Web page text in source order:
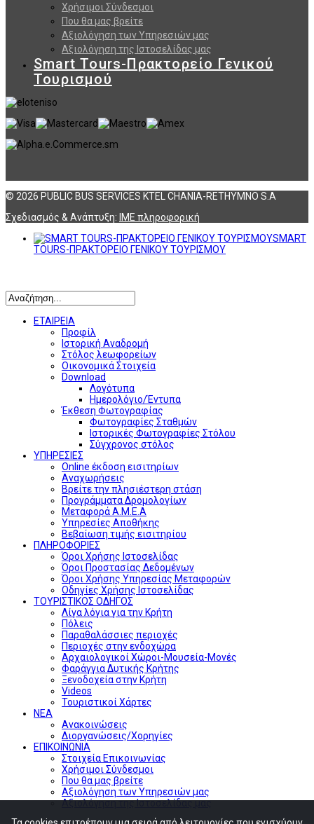
Χρήσιμοι Σύνδεσμοι
Που θα μας βρείτε
Αξιολόγηση των Υπηρεσιών μας
Αξιολόγηση της Ιστοσελίδας μας
Smart Tours-Πρακτορείο Γενικού
Τουρισμού
© 2026 PUBLIC BUS SERVICES KTEL CHANIA-RETHYMNO S.A
Σχεδιασμός & Ανάπτυξη: ΙΜΕ πληροφορική
SMART
TOURS-ΠΡΑΚΤΟΡΕΙΟ ΓΕΝΙΚΟΥ ΤΟΥΡΙΣΜΟΥ
ΕΤΑΙΡΕΙΑ
Προφίλ
Ιστορική Αναδρομή
Στόλος λεωφορείων
Οικονομικά Στοιχεία
Download
Λογότυπα
Ημερολόγιο/Έντυπα
Έκθεση Φωτογραφίας
Φωτογραφίες Σταθμών
Ιστορικές Φωτογραφίες Στόλου
Σύγχρονος στόλος
ΥΠΗΡΕΣΙΕΣ
Online έκδοση εισιτηρίων
Αναχωρήσεις
Βρείτε την πλησιέστερη στάση
Προγράμματα Δρομολογίων
Μεταφορά Α.Μ.Ε.Α
Υπηρεσίες Αποθήκης
Βεβαίωση τιμής εισιτηρίου
ΠΛΗΡΟΦΟΡΙΕΣ
Όροι Χρήσης Ιστοσελίδας
Όροι Προστασίας Δεδομένων
Όροι Χρήσης Υπηρεσίας Μεταφορών
Οδηγίες Χρήσης Ιστοσελίδας
ΤΟΥΡΙΣΤΙΚΟΣ ΟΔΗΓΟΣ
Λίγα λόγια για την Κρήτη
Πόλεις
Παραθαλάσσιες περιοχές
Περιοχές στην ενδοχώρα
Αρχαιολογικοί Χώροι-Μουσεία-Μονές
Φαράγγια Δυτικής Κρήτης
Ξενοδοχεία στην Κρήτη
Videos
Τουριστικοί Χάρτες
ΝΕΑ
Ανακοινώσεις
Διοργανώσεις/Χορηγίες
ΕΠΙΚΟΙΝΩΝΙΑ
Στοιχεία Επικοινωνίας
Χρήσιμοι Σύνδεσμοι
Που θα μας βρείτε
Αξιολόγηση των Υπηρεσιών μας
Αξιολόγηση της Ιστοσελίδας μας